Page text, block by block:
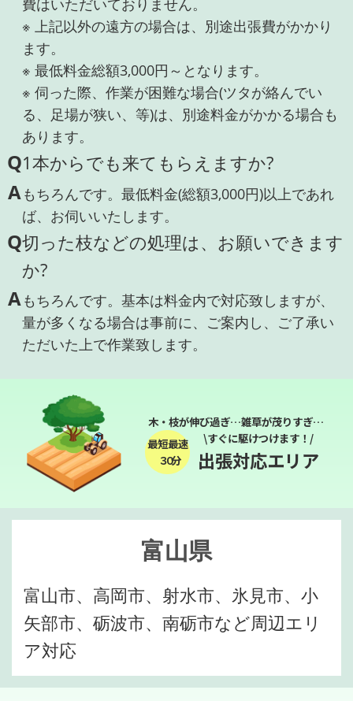
※ 上記以外の遠方の場合は、別途出張費がかかり
ます。
※ 最低料金総額3,000円～となります。
※ 伺った際、作業が困難な場合(ツタが絡んでい
る、足場が狭い、等)は、別途料金がかかる場合も
あります。
Q1本からでも来てもらえますか?
Aもちろんです。最低料金(総額3,000円)以上であれ
ば、お伺いいたします。
Q切った枝などの処理は、お願いできます
か?
Aもちろんです。基本は料金内で対応致しますが、
量が多くなる場合は事前に、ご案内し、ご了承い
ただいた上で作業致します。
木・枝が伸び過ぎ…雑草が茂りすぎ…
最短最速
３０分
\すぐに駆けつけます！/
出張対応エリア
富山県
富山市、高岡市、射水市、氷見市、小
矢部市、砺波市、南砺市など周辺エリ
ア対応